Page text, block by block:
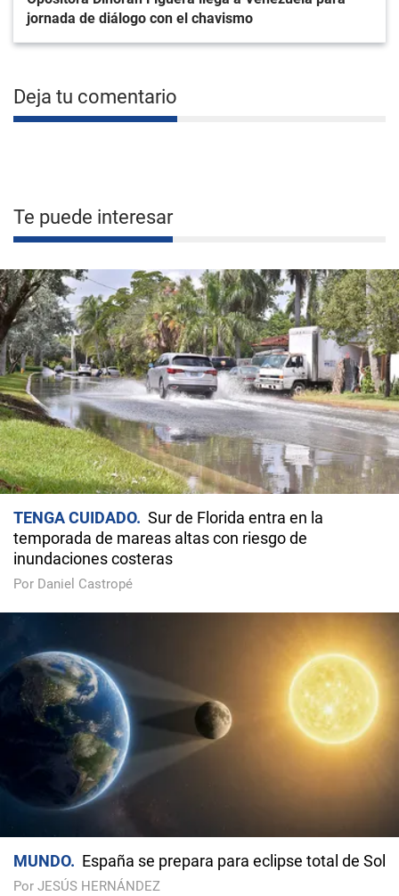
jornada de diálogo con el chavismo
Deja tu comentario
Te puede interesar
TENGA CUIDADO
Sur de Florida entra en la
temporada de mareas altas con riesgo de
inundaciones costeras
Por Daniel Castropé
MUNDO España se prepara para eclipse total de Sol
Por JESÚS HERNÁNDEZ